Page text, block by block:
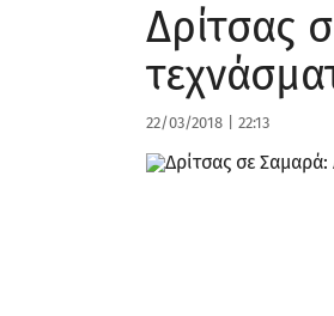
Δρίτσας
22/03/2018 22:13